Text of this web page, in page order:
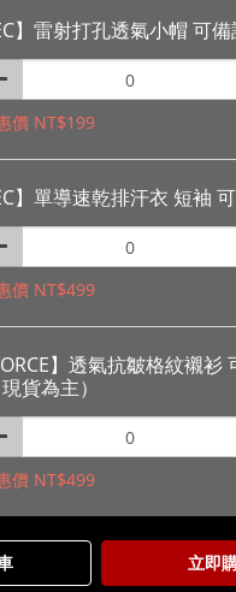
】雷射打孔透氣小帽 可
價 NT$199
】單導速乾排汗衣 短袖
價 NT$499
】透氣抗皺格紋襯衫
貨為主）
價 NT$499
立即